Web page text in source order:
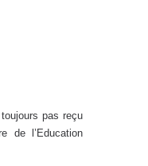
pas reçu
de l’Education